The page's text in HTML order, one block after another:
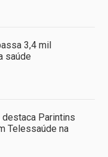
3,4 mil
saúde
destaca Parintins
Telessaúde na